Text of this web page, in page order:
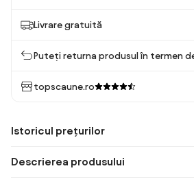
Livrare gratuită
Puteți returna produsul în termen
topscaune.ro
Istoricul prețurilor
Descrierea produsului